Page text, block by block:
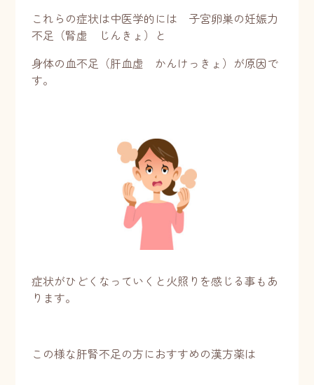
これらの症状は中医学的には 子宮卵巣の妊娠力
不足（腎虚 じんきょ）と
身体の血不足（肝血虚 かんけっきょ）が原因で
す。
症状がひどくなっていくと火照りを感じる事もあ
ります。
この様な肝腎不足の方におすすめの漢方薬は